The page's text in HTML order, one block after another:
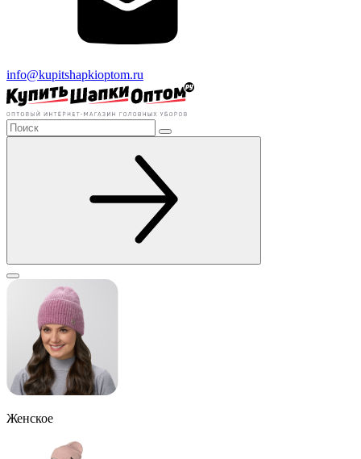
info@kupitshapkioptom.ru
Женское